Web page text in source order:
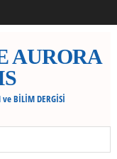
AURORA
BİLİM DERGİSİ